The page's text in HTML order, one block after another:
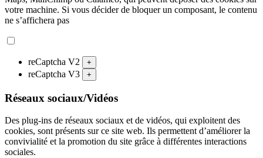
votre machine. Si vous décider de bloquer un composant, le contenu
ne s’affichera pas
reCaptcha V2 +
reCaptcha V3 +
Réseaux sociaux/Vidéos
Des plug-ins de réseaux sociaux et de vidéos, qui exploitent des
cookies, sont présents sur ce site web. Ils permettent d’améliorer la
convivialité et la promotion du site grâce à différentes interactions
sociales.